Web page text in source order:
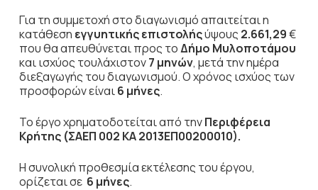
Για τη συμμετοχή στο διαγωνισμό απαιτείται η
κατάθεση εγγυητικής επιστολήςύψους 2.661,29€
που θα απευθύνεται προς τοΔήμο Μυλοποτάμου
και ισχύος τουλάχιστον7 μηνών, μετά την ημέρα
διεξαγωγής του διαγωνισμού. Ο χρόνος ισχύος των
προσφορών είναι6 μήνες.
Το έργο χρηματοδοτείται από τηνΠεριφέρεια
Κρήτης (ΣΑΕΠ 002 ΚΑ 2013ΕΠ00200010).
Η συνολική προθεσμία εκτέλεσης του έργου,
ορίζεται σε 6 μήνες.